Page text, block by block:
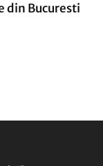
din Bucuresti